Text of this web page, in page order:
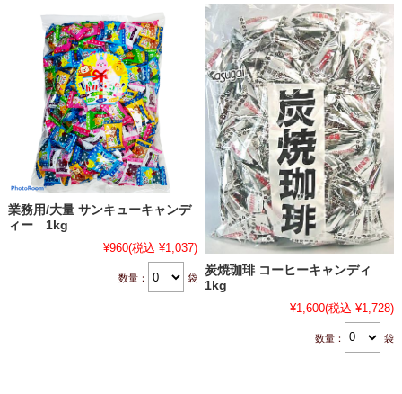
業務用/大量 サンキューキャンデ
ィー 1kg
¥960(税込 ¥1,037)
数量： 袋
炭焼珈琲 コーヒーキャンディ
1kg
¥1,600(税込 ¥1,728)
数量： 袋